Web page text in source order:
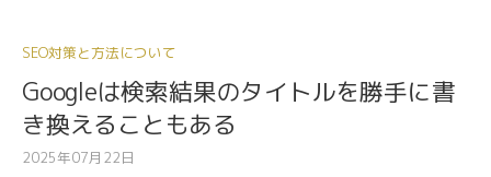
SEO対策と方法について
Googleは検索結果のタイトルを勝手に書
き換えることもある
2025年07月22日